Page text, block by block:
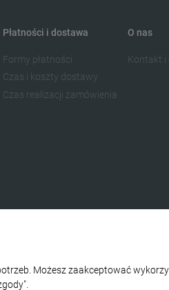
Płatności i dostawa
Formy płatności
Czas i koszty dostawy
Czas realizacji zamówienia
O nas
Kontakt i
Możesz zaakceptować